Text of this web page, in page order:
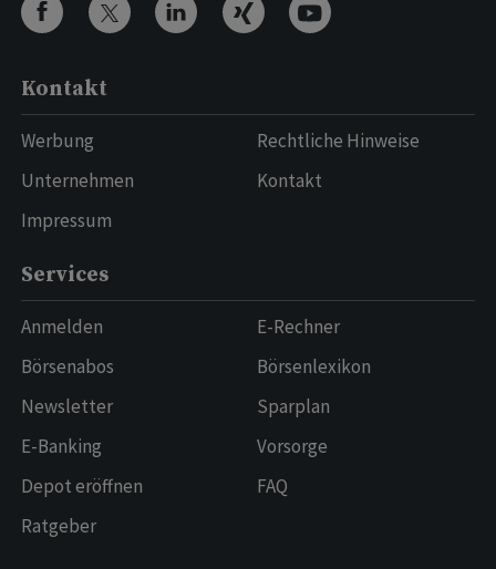
Kontakt
Werbung
Unternehmen
Impressum
Rechtliche Hinweise
Kontakt
Services
Anmelden
Börsenabos
Newsletter
E-Banking
Depot eröffnen
Ratgeber
E-Rechner
Börsenlexikon
Sparplan
Vorsorge
FAQ